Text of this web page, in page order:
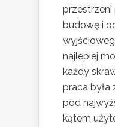
budowę i
najlepiej
każdy
praca
pod
kątem